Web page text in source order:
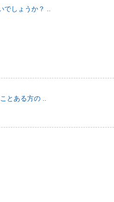
でしょうか？ ..
とある方の ..